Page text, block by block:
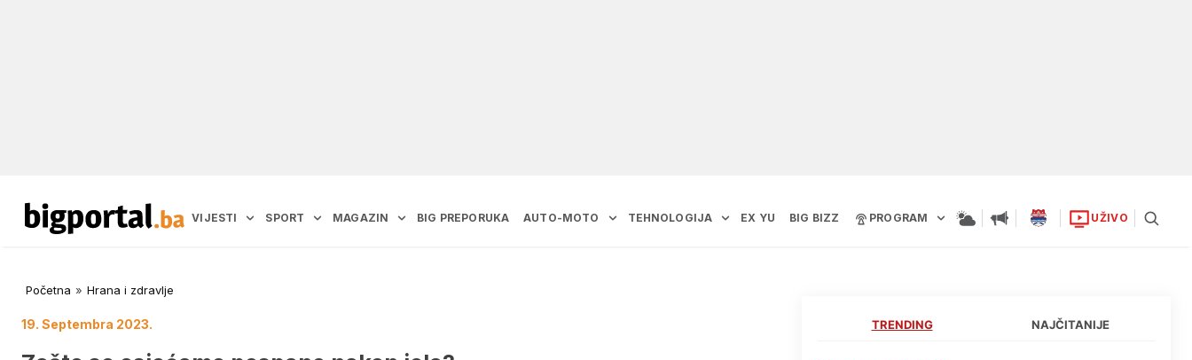
VIJESTI SPORT MAGAZIN BIG PREPORUKA AUTO-MOTO TEHNOLOGIJA EX YU BIG BIZZ PROGRAM UŽIVO
Početna » Hrana i zdravlje
19. Septembra 2023. TRENDING NAJČITANIJE